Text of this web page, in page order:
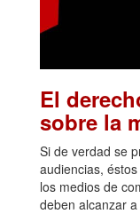
El
sobre la
Si de verdad se
audiencias,
los medios de
deben alcanzar